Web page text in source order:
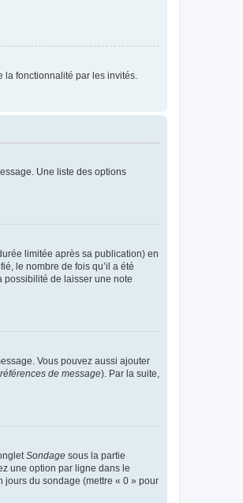
la fonctionnalité par les invités.
Une liste des options
limitée après sa publication) en
le nombre de fois qu’il a été
possibilité de laisser une note
Vous pouvez aussi ajouter
de message). Par la suite,
Sondage sous la partie
une option par ligne dans le
jours du sondage (mettre « 0 » pour